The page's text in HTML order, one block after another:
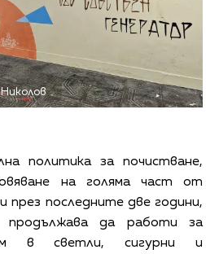
политика за почистване,
на голяма част от
през последните две години,
продължава да работи за
в светли, сигурни и